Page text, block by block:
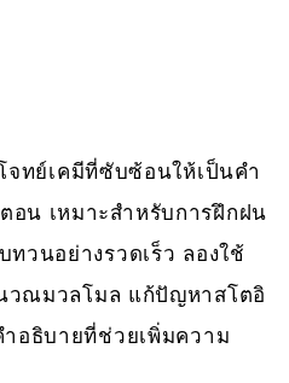
จทย์เคมีที่ซับซ้อนให้เป็นคำ
น เหมาะสำหรับการฝึกฝน
วนอย่างรวดเร็ว ลองใช้
วณมวลโมล แก้ปัญหาสโตอิ
อธิบายที่ช่วยเพิ่มความ